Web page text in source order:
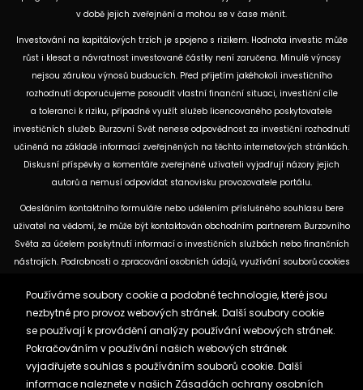
v době jejich zveřejnění a mohou se v čase měnit.
Investování na kapitálových trzích je spojeno s rizikem. Hodnota investic může
růst i klesat a návratnost investované částky není zaručena. Minulé výnosy
nejsou zárukou výnosů budoucích. Před přijetím jakéhokoli investičního
rozhodnutí doporučujeme posoudit vlastní finanční situaci, investiční cíle
a toleranci k riziku, případně využít služeb licencovaného poskytovatele
investičních služeb. Burzovní Svět nenese odpovědnost za investiční rozhodnutí
učiněná na základě informací zveřejněných na těchto internetových stránkách.
Diskusní příspěvky a komentáře zveřejněné uživateli vyjadřují názory jejich
autorů a nemusí odpovídat stanovisku provozovatele portálu.
Odesláním kontaktního formuláře nebo udělením příslušného souhlasu bere
uživatel na vědomí, že může být kontaktován obchodním partnerem Burzovního
Světa za účelem poskytnutí informací o investičních službách nebo finančních
nástrojích. Podrobnosti o zpracování osobních údajů, využívání souborů cookies
dostupných na těchto internetových stránkách. U jednotlivých článků mohou
být uvedeny informace o použitých zdrojích, datu původní analýzy nebo datu,
ke kterému se vztahují uvedené tržní údaje.
Zásady ochrany osobních údajů a cookies
Používáme soubory cookie a podobné technologie, které jsou
nezbytné pro provoz webových stránek. Další soubory cookie
se používají k provádění analýzy používání webových stránek.
Pokračováním v používání našich webových stránek
vyjadřujete souhlas s používáním souborů cookie. Další
informace naleznete v našich Zásadách ochrany osobních